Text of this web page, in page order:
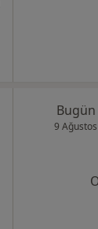
Bugün
9 Ağustos